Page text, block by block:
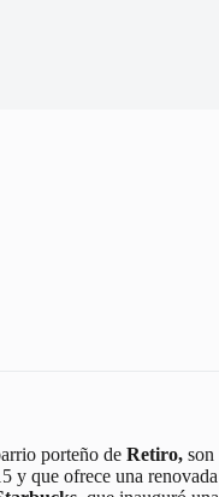
porteño de Retiro, son
y que ofrece una renovada